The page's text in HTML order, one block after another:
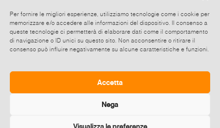
Per fornire le migliori esperienze, utilizziamo tecnologie come i cookie per
memorizzare e/o accedere alle informazioni del dispositivo. Il consenso a
queste tecnologie ci permetterà di elaborare dati come il comportamento
di navigazione o ID unici su questo sito. Non acconsentire o ritirare il
consenso può influire negativamente su alcune caratteristiche e funzioni.
Accetta
Nega
personale Galleria Jelmoni – Piacenza, donazione di
un’opera per la collezione del Metropolitan Museum di New
York; 2025 personale galleria Made4art – Milano quartiere
Brera e esposizione, con un’opera, a Art Basel Miami –
stand Start. “Arte Conservativa”, mostra personale di
Radini Tedeschi dal 27 Novembre al 6 Dicembre (Lun./Sab.
10-13; 14-19) Presentazione critica, 28 Novembre ore 18.30
Tait Group, via Antonio Bertola 26 D, Torino Ingresso libero